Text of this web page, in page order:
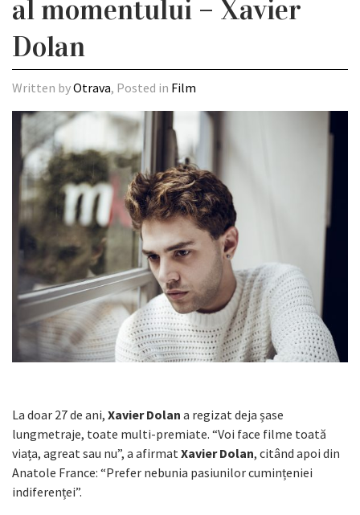
al momentului – Xavier
Dolan
Written byOtrava, Posted in Film
La doar 27 de ani, Xavier Dolan a regizat deja șase
lungmetraje, toate multi-premiate. “Voi face filme toată
viața, agreat sau nu”, a afirmat Xavier Dolan, citând apoi din
Anatole France: “Prefer nebunia pasiunilor cumințeniei
indiferenței”.